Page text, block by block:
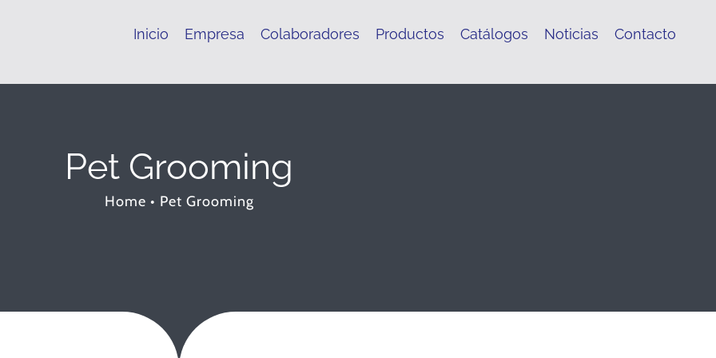
Inicio Empresa Colaboradores Productos Catálogos Noticias Contacto
Pet Grooming
Home • Pet Grooming